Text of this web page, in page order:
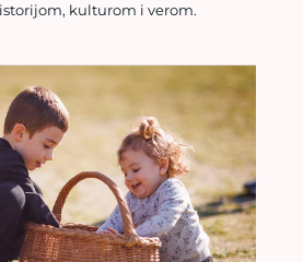
kulturom i verom.